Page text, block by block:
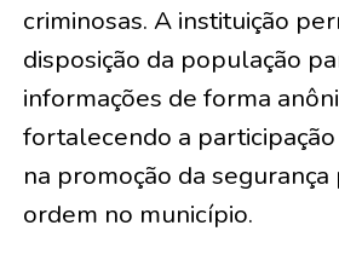
criminosas. A instituição
disposição da população
informações de forma
fortalecendo a
na promoção da
ordem no município.